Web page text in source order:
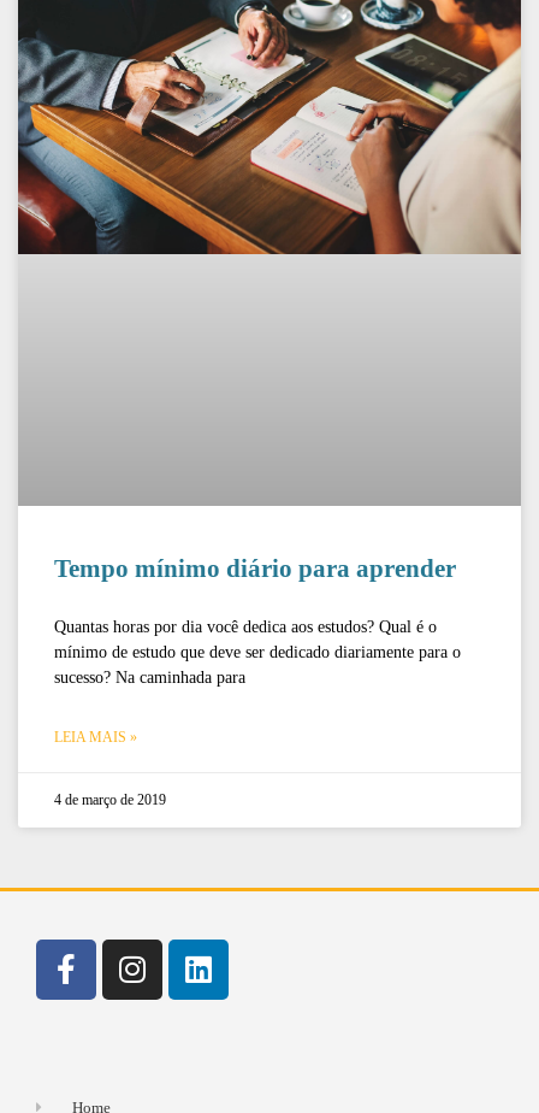
Tempo mínimo diário para aprender
Quantas horas por dia você dedica aos estudos? Qual é o
mínimo de estudo que deve ser dedicado diariamente para o
sucesso? Na caminhada para
LEIA MAIS »
4 de março de 2019
Home